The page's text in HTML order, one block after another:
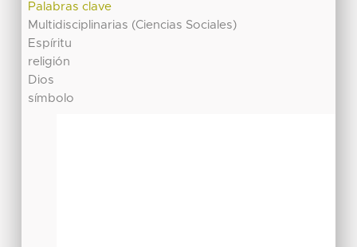
Palabras clave
Multidisciplinarias (Ciencias Sociales)
Espíritu
religión
Dios
símbolo